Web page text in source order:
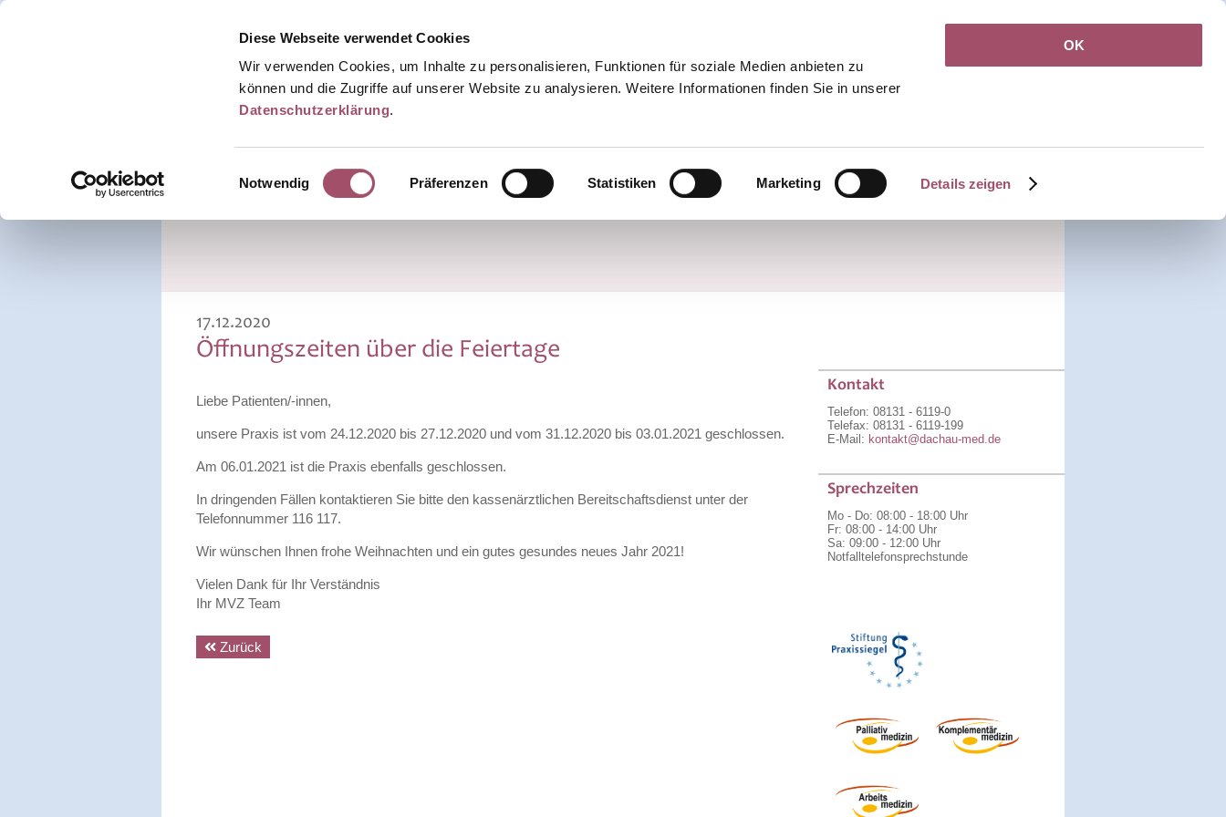
Diese Webseite verwendet Cookies
Wir verwenden Cookies, um Inhalte zu personalisieren, Funktionen für soziale Medien anbieten zu
können und die Zugriffe auf unserer Website zu analysieren. Weitere Informationen finden Sie in unserer
Datenschutzerklärung.
Einwilligungsauswahl
Notwendig Präferenzen Statistiken Marketing Details zeigen
OK
Aktuelles Archiv
17.12.2020
Öffnungszeiten über die Feiertage
Liebe Patienten/-innen,
unsere Praxis ist vom 24.12.2020 bis 27.12.2020 und vom 31.12.2020 bis 03.01.2021 geschlossen.
Am 06.01.2021 ist die Praxis ebenfalls geschlossen.
In dringenden Fällen kontaktieren Sie bitte den kassenärztlichen Bereitschaftsdienst unter der
Telefonnummer 116 117.
Wir wünschen Ihnen frohe Weihnachten und ein gutes gesundes neues Jahr 2021!
Vielen Dank für Ihr Verständnis
Ihr MVZ Team
Zurück
Kontakt
Telefon: 08131 - 6119-0
Telefax: 08131 - 6119-199
E-Mail: kontakt@dachau-med.de
Sprechzeiten
Mo - Do: 08:00 - 18:00 Uhr
Fr: 08:00 - 14:00 Uhr
Sa: 09:00 - 12:00 Uhr
Notfalltelefonsprechstunde